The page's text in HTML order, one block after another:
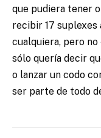
que pudiera tener
recibir 17 suplexes
cualquiera, pero no
sólo quería decir
o lanzar un codo
ser parte de todo